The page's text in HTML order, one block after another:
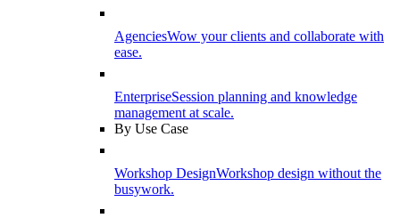
AgenciesWow your clients and collaborate with
ease.
EnterpriseSession planning and knowledge
management at scale.
By Use Case
Workshop DesignWorkshop design without the
busywork.